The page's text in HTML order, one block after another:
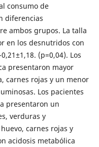
consumo de
diferencias
ambos grupos. La talla
en los desnutridos con
(p=0,04). Los
presentaron mayor
carnes rojas y un menor
Los pacientes
presentaron un
verduras y
carnes rojas y
acidosis metabólica